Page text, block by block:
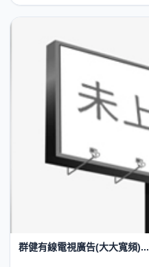
群健有線電視廣告(大大寬頻)...